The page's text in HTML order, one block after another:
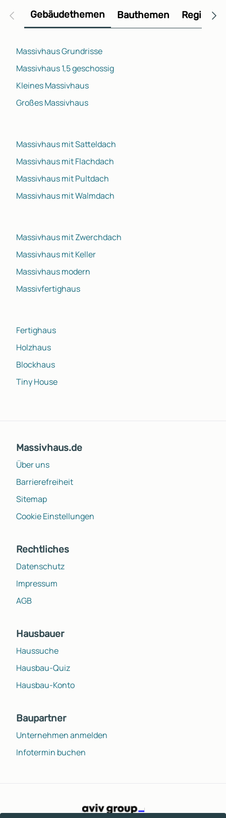
Gebäudethemen Bauthemen
Massivhaus Grundrisse
Massivhaus 1,5 geschossig
Kleines Massivhaus
Großes Massivhaus
Massivhaus mit Satteldach
Massivhaus mit Flachdach
Massivhaus mit Pultdach
Massivhaus mit Walmdach
Massivhaus mit Zwerchdach
Massivhaus mit Keller
Massivhaus modern
Massivfertighaus
Fertighaus
Holzhaus
Blockhaus
Tiny House
Massivhaus.de
Über uns
Barrierefreiheit
Sitemap
Cookie Einstellungen
Rechtliches
Datenschutz
Impressum
AGB
Hausbauer
Haussuche
Hausbau-Quiz
Hausbau-Konto
Baupartner
Unternehmen anmelden
Infotermin buchen